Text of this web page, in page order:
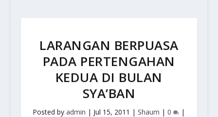
LARANGAN BERPUASA
PADA PERTENGAHAN
KEDUA DI BULAN
SYA’BAN
Posted byadmin | Jul 15, 2011 |Shaum |0 |